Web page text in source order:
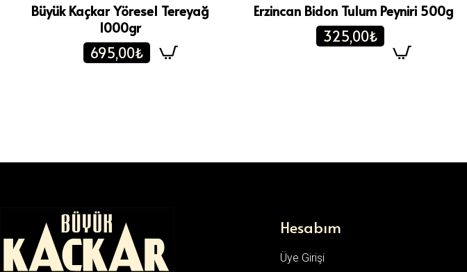
Büyük Kaçkar Yöresel Tereyağ
1000gr
695,00₺
Erzincan Bidon Tulum Peyniri 500g
325,00₺
Hesabım
Üye Girişi